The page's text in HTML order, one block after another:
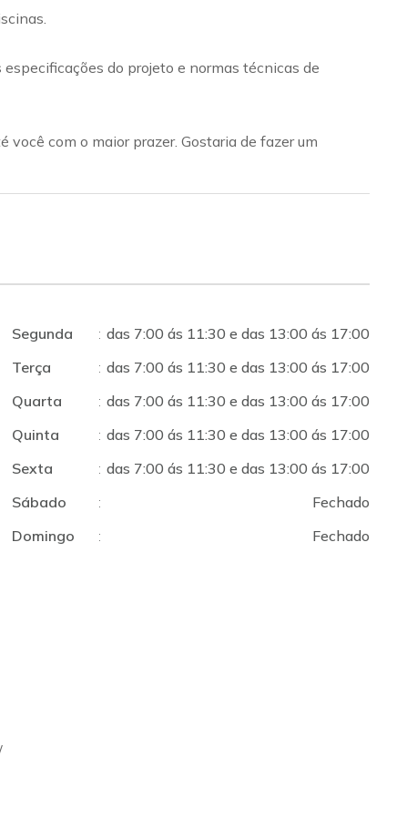
do projeto e normas técnicas de
com o maior prazer. Gostaria de fazer um
Segunda : das 7:00 ás 11:30 e das 13:00 ás 17:00
Terça
: das 7:00 ás 11:30 e das 13:00 ás 17:00
Quarta
: das 7:00 ás 11:30 e das 13:00 ás 17:00
Quinta
: das 7:00 ás 11:30 e das 13:00 ás 17:00
Sexta
: das 7:00 ás 11:30 e das 13:00 ás 17:00
Sábado
:
Fechado
Domingo
: Fechado